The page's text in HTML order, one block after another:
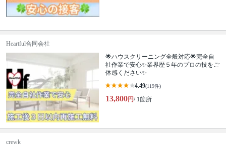
Heartful合同会社
🌟ハウスクリーニング全般対応🌟完全自
社作業で安心✨業界歴５年のプロの技をご
体感ください✨
4.49(119件)
13,800円/ 1箇所
crewk